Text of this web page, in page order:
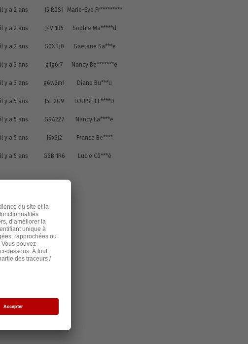
il y a 2 ans J5 R0S1 Marie-Eve Fr*********
il y a 2 ans J4V 1B5 Sophie Ma*****d
il y a 2 ans G0X 1J0 Gaetane Sa***e
il y a 3 ans g1g6r7 Nancy Be*******e
il y a 3 ans g6w2m1 Diane Bu***u
il y a 5 ans J5L 2G9 LOUISE LE****D
il y a 5 ans G9A2Z7 Nancy La****e
il y a 5 ans J6x3j2 France Be****
il y a 5 ans G6B 1R6 Lucie Cô***é